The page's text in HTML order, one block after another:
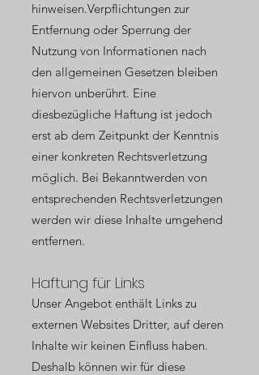
hinweisen.Verpflichtungen zur
Entfernung oder Sperrung der
Nutzung von Informationen nach
den allgemeinen Gesetzen bleiben
hiervon unberührt. Eine
diesbezügliche Haftung ist jedoch
erst ab dem Zeitpunkt der Kenntnis
einer konkreten Rechtsverletzung
möglich. Bei Bekanntwerden von
entsprechenden Rechtsverletzungen
werden wir diese Inhalte umgehend
entfernen.
Haftung für Links
Unser Angebot enthält Links zu
externen Websites Dritter, auf deren
Inhalte wir keinen Einfluss haben.
Deshalb können wir für diese